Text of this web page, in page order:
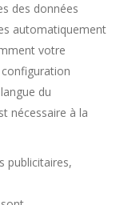
des données
automatiquement
votre
configuration
du
nécessaire à la
publicitaires,